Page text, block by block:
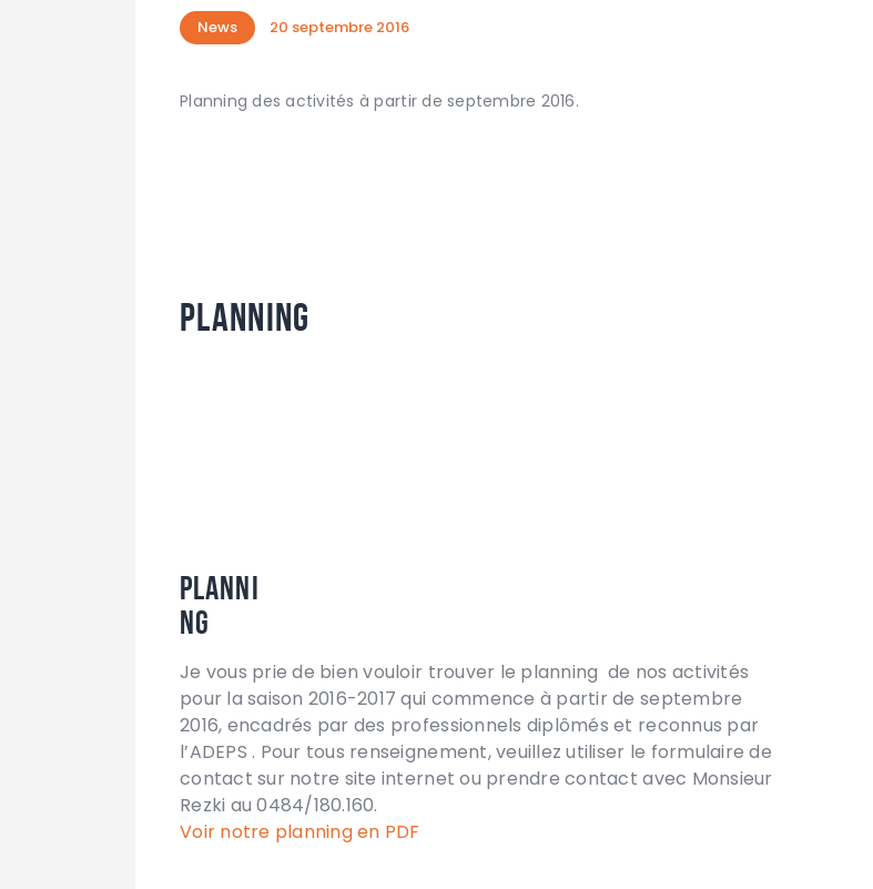
News 20 septembre 2016
Planning des activités à partir de septembre 2016.
Planning
Planni
ng
Je vous prie de bien vouloir trouver le planning de nos activités
pour la saison 2016-2017 qui commence à partir de septembre
2016, encadrés par des professionnels diplômés et reconnus par
l’ADEPS . Pour tous renseignement, veuillez utiliser le formulaire de
contact sur notre site internet ou prendre contact avec Monsieur
Rezki au 0484/180.160.
Voir notre planning en PDF